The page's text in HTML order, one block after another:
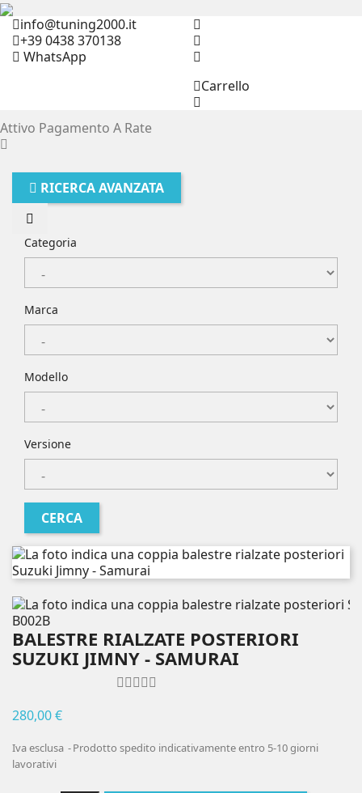
info@tuning2000.it
+39 0438 370138
WhatsApp
Carrello
Attivo Pagamento A Rate
RICERCA AVANZATA
Categoria
Marca
Modello
Versione
B002B
BALESTRE RIALZATE POSTERIORI
SUZUKI JIMNY - SAMURAI
280,00 €
Iva esclusa
Prodotto spedito indicativamente entro 5-10 giorni
lavorativi